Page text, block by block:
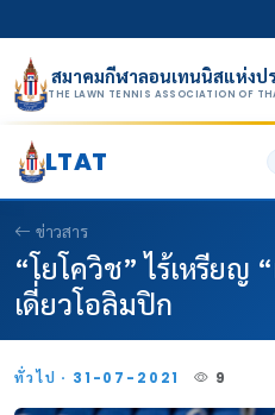
สมาคมกีฬาลอนเทนนิสแห่งป
THE LAWN TENNIS ASSOCIATION OF
LTAT
ข่าวสาร
“โยโควิช” ไร้เหรีย
เดี่ยวโอลิมปิก
ทั่วไป · 31-07-2021 9